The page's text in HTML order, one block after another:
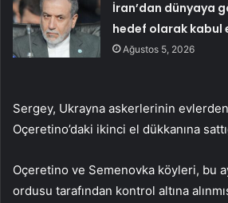
İran’dan dünyaya
hedef olarak kabul
Ağustos 5, 2026
Sergey, Ukrayna askerlerinin evlerden
Oçeretino’daki ikinci el dükkanına
Oçeretino ve Semenovka köyleri, bu
ordusu tarafından kontrol altına